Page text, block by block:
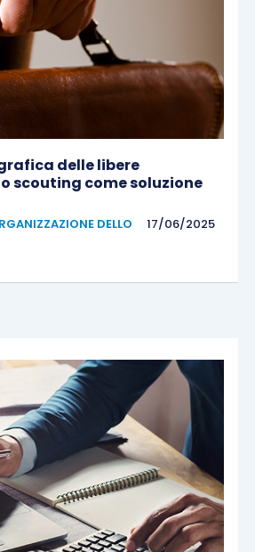
delle libere
scouting come soluzione
DELLO
17/06/2025